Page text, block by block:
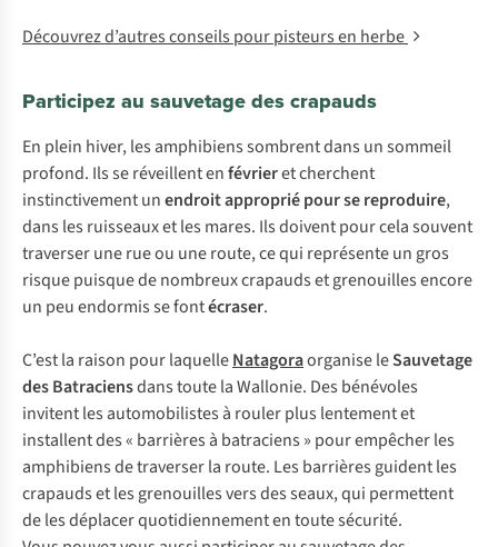
Découvrez d’autres conseils pour pisteurs en herbe
Participez au sauvetage des crapauds
En plein hiver,les amphibienssombrentdans unsommeil
profond. Ilsseréveillentenfévrieretcherchent
instinctivementunendroitappropriépoursereproduire,
dans les ruisseauxetles mares. Ilsdoiventpourcelasouvent
traverserunerueou uneroute,cequi représenteun gros
risquepuisquedenombreuxcrapaudsetgrenouillesencore
un peuendormissefontécraser.
C’estla raison pourlaquelleNatagoraorganiseleSauvetage
desBatraciensdanstoutelaWallonie. Des bénévoles
invitentles automobilistes à roulerplus lentementet
installentdes« barrières à batraciens » pourempêcherles
amphibiensdetraverserla route. Les barrières guidentles
crapaudsetles grenouillesversdesseaux,qui permettent
delesdéplacerquotidiennemententoutesécurité.